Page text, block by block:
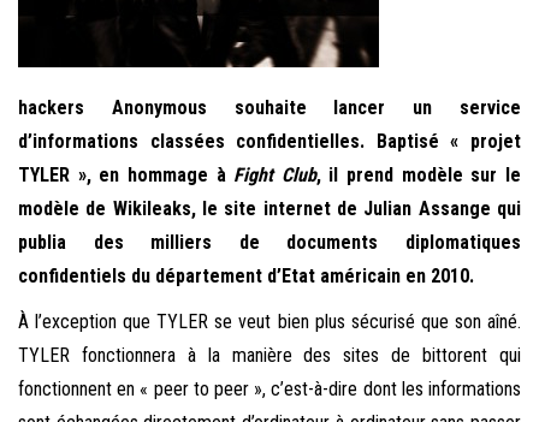
hackers Anonymous souhaite lancer un service
d’informations classées confidentielles. Baptisé « projet
TYLER », en hommage à Fight Club, il prend modèle sur le
modèle de Wikileaks, le site internet de Julian Assange qui
publia des milliers de documents diplomatiques
confidentiels du département d’Etat américain en 2010.
À l’exception que TYLER se veut bien plus sécurisé que son aîné.
TYLER fonctionnera à la manière des sites de bittorent qui
fonctionnent en « peer to peer », c’est-à-dire dont les informations